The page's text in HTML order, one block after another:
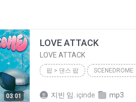
03:01
LOVE ATTACK
LOVE ATTACK
팝 > 댄스 팝 SCENEDROME
지빈 임. içinde mp3